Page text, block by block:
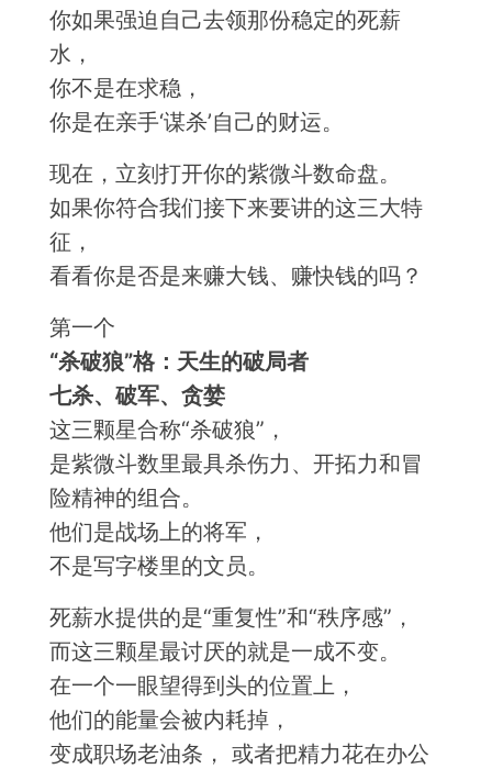
你如果强迫自己去领那份稳定的死薪
水，
你不是在求稳，
你是在亲手‘谋杀’自己的财运。
现在，立刻打开你的紫微斗数命盘。
如果你符合我们接下来要讲的这三大特
征，
看看你是否是来赚大钱、赚快钱的吗？
第一个
“杀破狼”格：天生的破局者
七杀、破军、贪婪
这三颗星合称“杀破狼”，
是紫微斗数里最具杀伤力、开拓力和冒
险精神的组合。
他们是战场上的将军，
不是写字楼里的文员。
死薪水提供的是“重复性”和“秩序感”，
而这三颗星最讨厌的就是一成不变。
在一个一眼望得到头的位置上，
他们的能量会被内耗掉，
变成职场老油条， 或者把精力花在办公